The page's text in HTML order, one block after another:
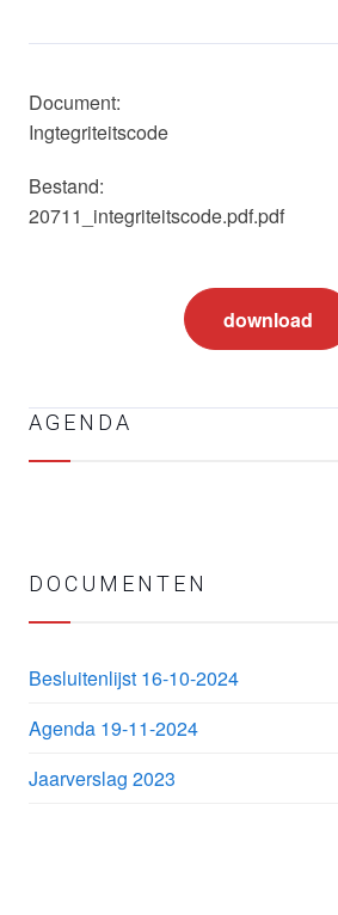
Document:
Ingtegriteitscode
Bestand:
20711_integriteitscode.pdf.pdf
download
AGENDA
DOCUMENTEN
Besluitenlijst 16-10-2024
Agenda 19-11-2024
Jaarverslag 2023